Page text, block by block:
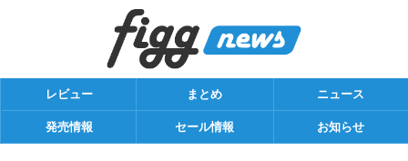
レビュー まとめ ニュース
発売情報 セール情報 お知らせ